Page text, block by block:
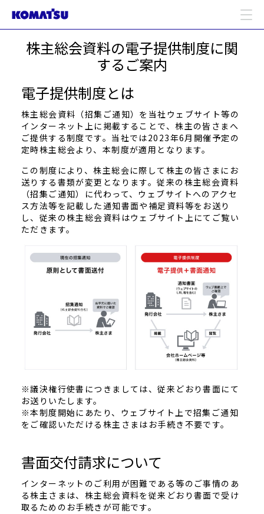
株主総会資料の電子提供制度に関
するご案内
電子提供制度とは
株主総会資料（招集ご通知）を当社ウェブサイト等の
インターネット上に掲載することで、株主の皆さまへ
ご提供する制度です。当社では2023年6月開催予定の
定時株主総会より、本制度が適用となります。
この制度により、株主総会に際して株主の皆さまにお
送りする書類が変更となります。従来の株主総会資料
（招集ご通知）に代わって、ウェブサイトへのアクセ
ス方法等を記載した通知書面や補足資料等をお送り
し、従来の株主総会資料はウェブサイト上にてご覧い
ただきます。
※議決権行使書につきましては、従来どおり書面にて
お送りいたします。
※本制度開始にあたり、ウェブサイト上で招集ご通知
をご確認いただける株主さまはお手続き不要です。
書面交付請求について
インターネットのご利用が困難である等のご事情のあ
る株主さまは、株主総会資料を従来どおり書面で受け
取るためのお手続きが可能です。